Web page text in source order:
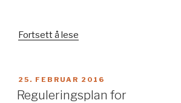
Fortsett å lese
for
Horten
PUBLISERT
25. FEBRUAR 2016
Reguleringsplan for